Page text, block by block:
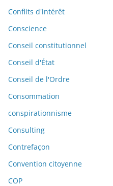
Conflits d'intérêt
Conscience
Conseil constitutionnel
Conseil d'État
Conseil de l'Ordre
Consommation
conspirationnisme
Consulting
Contrefaçon
Convention citoyenne
COP